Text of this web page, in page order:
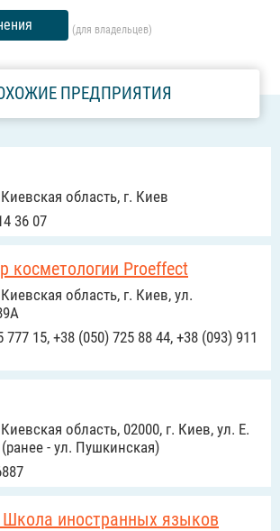
(для владельцев)
ПРЕДПРИЯТИЯ
область, г. Киев
36 07
косметологии Proeffect
область, г. Киев, ул.
777 15, +38 (050) 725 88 44, +38 (093) 911
область, 02000, г. Киев, ул. Е.
- ул. Пушкинская)
иностранных языков